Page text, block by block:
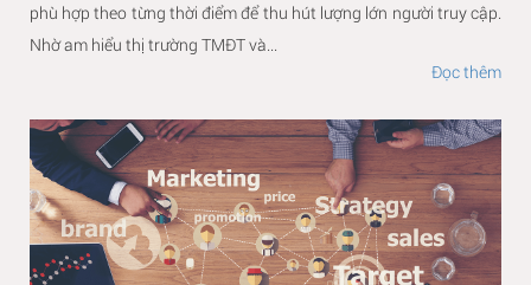
phù hợp theo từng thời điểm để thu hút lượng lớn người truy cập.
Nhờ am hiểu thị trường TMĐT và...
Đọc thêm